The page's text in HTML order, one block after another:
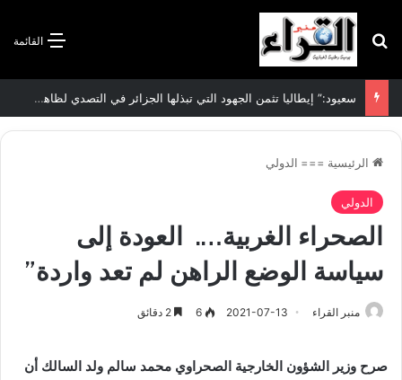
القائمة بحث عن
الاتفاقية الأممية بشأن تغير المناخ :الجزائر تودع مساهمتها الوطنية المحددة لسنة 2026
الرئيسية === الدولي
الدولي
الصحراء الغربية…. العودة إلى
سياسة الوضع الراهن لم تعد واردة”
منبر القراء 2021-07-13
6
صرح وزير الشؤون الخارجية الصحراوي محمد سالم ولد السالك أن